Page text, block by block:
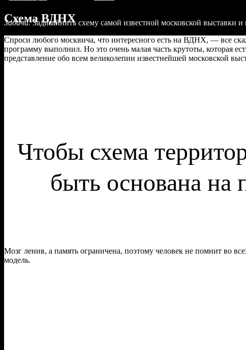
Cхема ВДНХ
Описание
Описание
Задача.Задизайнить схему самой известной московской выставки и
Спроси любого москвича, что интересного есть на ВДНХ, — все
программу выполнил. Но это очень малая часть крутоты, которая
представление обо всем великолепии известнейшей московской
Чтобы схема
быть основана на
Мозг ленив, а память ограничена, поэтому человек не помнит во
модель.